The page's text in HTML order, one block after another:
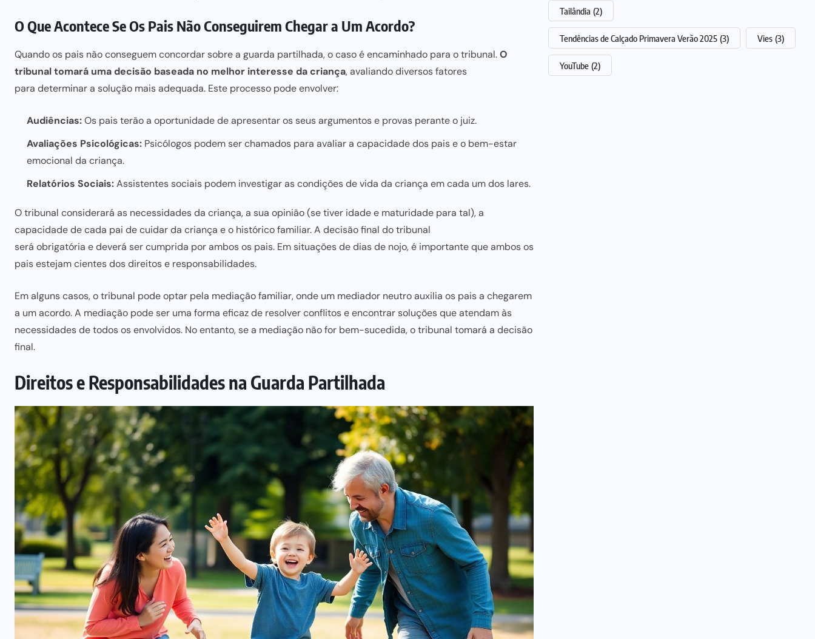
O Que Acontece Se Os Pais Não Conseguirem Chegar a Um Acordo?
Quando os pais não conseguem concordar sobrea guarda partilhada, o caso é encaminhado para o tribunal.O
tribunal tomará uma decisão baseada no melhor interesse da criança, avaliando diversos fatores
para determinar a solução mais adequada. Este processo pode envolver:
Audiências:Os pais terão a oportunidade de apresentar os seus argumentos e provas perante o juiz.
Avaliações Psicológicas: Psicólogos podem ser chamados para avaliar a capacidade dos pais e o bem-estar
emocional da criança.
Relatórios Sociais:Assistentes sociais podem investigar as condições de vida da criança em cada um dos lares.
O tribunal considerará as necessidades da criança, a sua opinião (se tiver idade e maturidade para tal), a
capacidade de cada pai de cuidar da criança e o histórico familiar. A decisão final do tribunal
será obrigatória e deverá ser cumprida por ambos os pais. Em situações dedias de nojo, é importante que ambos os
pais estejam cientes dos direitos e responsabilidades.
Em alguns casos, o tribunal pode optar pela mediação familiar, onde um mediador neutro auxilia os pais a chegarem
a um acordo. A mediação pode ser uma forma eficaz de resolver conflitos e encontrar soluções que atendam às
necessidades de todos os envolvidos. No entanto, se a mediação não for bem-sucedida, o tribunal tomará a decisão
final.
Direitos e Responsabilidades na Guarda Partilhada
Tailândia (2)
Tendências de Calçado Primavera Verão 2025 (3) Vies (3)
YouTube (2)